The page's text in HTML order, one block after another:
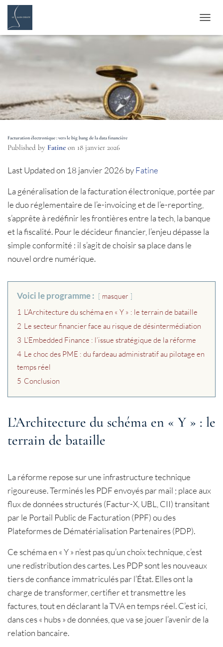
Facturation électronique : vers le big bang de la data financière
Published by Fatine on 18 janvier 2026
Last Updated on 18 janvier 2026 byFatine
La généralisation de la facturation électronique, portée par
le duo réglementaire de l’e-invoicing et de l’e-reporting,
s’apprête à redéfinir les frontières entre la tech, la banque
et la fiscalité. Pour le décideur financier, l’enjeu dépasse la
simple conformité : il s’agit de choisir sa place dans le
nouvel ordre numérique.
Voici le programme : masquer
1 L’Architecture du schéma en « Y » : le terrain de bataille
2 Le secteur financier face au risque de désintermédiation
3 L’Embedded Finance : l’issue stratégique de la réforme
4 Le choc des PME : du fardeau administratif au pilotage en
temps réel
5 Conclusion
L’Architecture du schéma en « Y » : le
terrain de bataille
La réforme repose sur une infrastructure technique
rigoureuse. Terminés les PDF envoyés par mail ; place aux
flux de données structurés (Factur-X, UBL, CII) transitant
par le Portail Public de Facturation (PPF) ou des
Plateformes de Dématérialisation Partenaires (PDP).
Ce schéma en « Y » n’est pas qu’un choix technique, c’est
une redistribution des cartes. Les PDP sont les nouveaux
tiers de confiance immatriculés par l’État. Elles ont la
charge de transformer, certifier et transmettre les
factures, tout en déclarant la TVA en temps réel. C’est ici,
dans ces « hubs » de données, que va se jouer l’avenir de la
relation bancaire.